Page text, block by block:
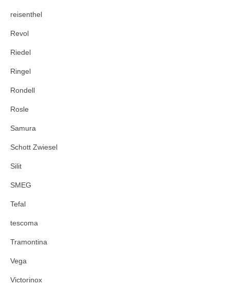
reisenthel
Revol
Riedel
Ringel
Rondell
Rosle
Samura
Schott Zwiesel
Silit
SMEG
Tefal
tescoma
Tramontina
Vega
Victorinox